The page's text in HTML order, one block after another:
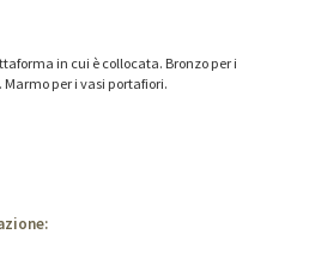
in cui è collocata. Bronzo per i
per i vasi portafiori.